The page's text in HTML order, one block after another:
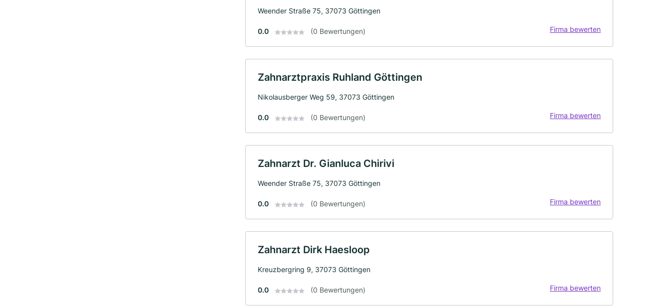
Weender Straße 75, 37073 Göttingen
0.0 (0 Bewertungen) Firma bewerten
Zahnarztpraxis Ruhland Göttingen
Nikolausberger Weg 59, 37073 Göttingen
0.0 (0 Bewertungen) Firma bewerten
Zahnarzt Dr. Gianluca Chirivi
Weender Straße 75, 37073 Göttingen
0.0 (0 Bewertungen) Firma bewerten
Zahnarzt Dirk Haesloop
Kreuzbergring 9, 37073 Göttingen
0.0 (0 Bewertungen) Firma bewerten